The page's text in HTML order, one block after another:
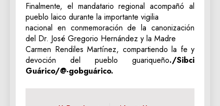
‎Finalmente, el mandatario regional acompañó al
pueblo laico durante la importante vigilia
nacional en conmemoración de la canonización
del Dr. José Gregorio Hernández y la Madre
Carmen Rendiles Martínez, compartiendo la fe y
devoción del pueblo guariqueño./‎Sibci
Guárico/@-gobguárico.